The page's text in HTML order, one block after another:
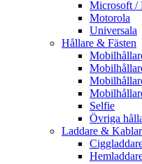
Microsoft /
Motorola
Universala
Hållare & Fästen
Selfie
Övriga
Laddare & Kablar